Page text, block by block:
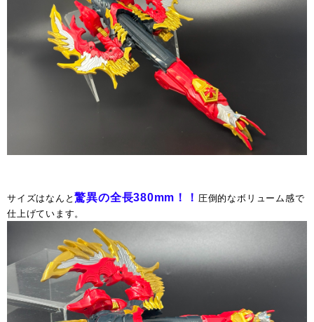
サイズはなんと驚異の全長380mm！！ 圧倒的なボリューム感で
仕上げています。